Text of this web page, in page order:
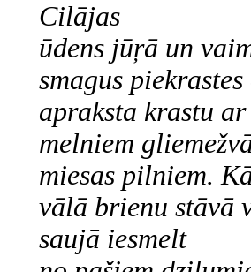
Cilājas
ūdens jūŗā un
smagus
apraksta krastu ar
melniem
miesas pilniem.
vālā brienu stāvā
saujā iesmelt